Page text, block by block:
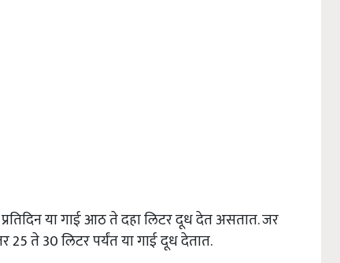
या गाई आठ ते दहा लिटर दूध देत असतात. जर
25 ते 30 लिटर पर्यंत या गाई दूध देतात.